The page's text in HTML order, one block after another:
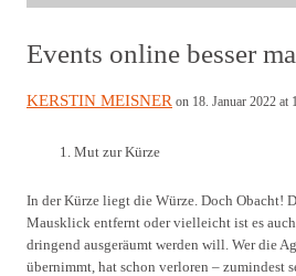
Events online besser
KERSTIN MEISNER on 18. Januar 2022 at
Mut zur Kürze
In der Kürze liegt die Würze. Doch Obacht!
Mausklick entfernt oder vielleicht ist es
dringend ausgeräumt werden will. Wer die
übernimmt, hat schon verloren – zumindest